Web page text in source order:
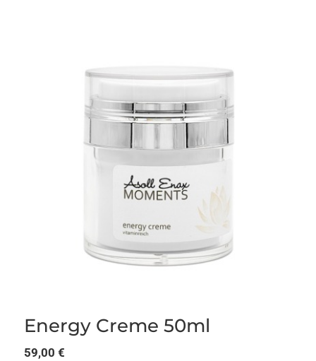
Energy Creme 50ml
59,00€